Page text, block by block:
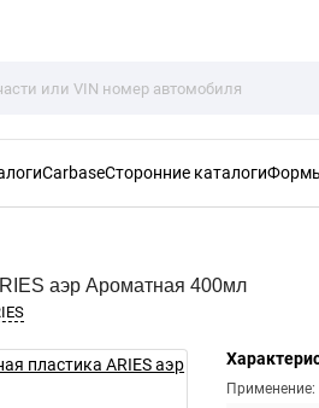
CarbaseСторонние каталоги
аэр Ароматная 400мл
Применение: